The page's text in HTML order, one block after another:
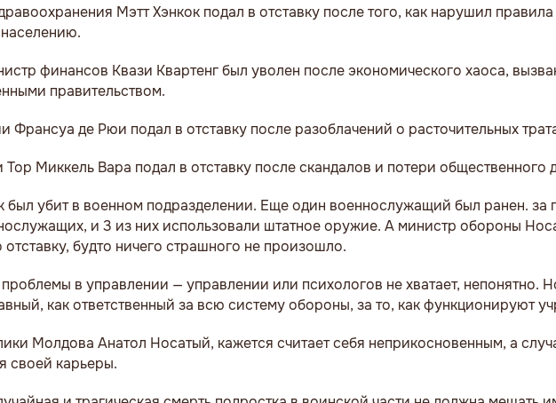
Мэтт Хэнкок подал в отставку после того, как нарушил
финансов Квази Квартенг был уволен после экономического хаоса,
правительством.
де Рюи подал в отставку после разоблачений о расточительных
Миккель Вара подал в отставку после скандалов и потери общественного
был убит в военном подразделении. Еще один военнослужащий был ранен. за
и 3 из них использовали штатное оружие. А министр обороны
будто ничего страшного не произошло.
в управлении — управлении или психологов не хватает, непонятно.
как ответственный за всю систему обороны, за то, как функционируют
Молдова Анатол Носатый, кажется считает себя неприкосновенным, а
своей карьеры.